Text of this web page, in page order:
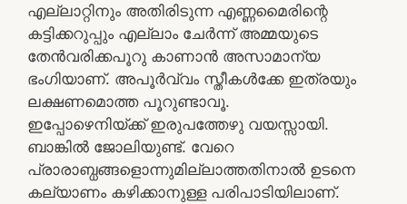
എല്ലാറ്റിനും അതിരിടുന്ന എണ്ണമൈരിന്റെ
കട്ടിക്കറുപ്പും എല്ലാം ചേർന്ന് അമ്മയുടെ
തേൻവരിക്കപൂറു കാണാൻ അസാമാന്യ
ഭംഗിയാണ്. അപൂർവ്വം സ്തീകൾക്കേ ഇത്രയും
ലക്ഷണമൊത്ത പൂറുണ്ടാവൂ.
ഇപ്പോഴെനിയ്ക്ക് ഇരുപത്തേഴു വയസ്സായി.
ബാങ്കിൽ ജോലിയുണ്ട്. വേറെ
പ്രാരാബ്ധങ്ങളൊന്നുമില്ലാത്തതിനാൽ ഉടനെ
കല്യാണം കഴിക്കാനുള്ള പരിപാടിയിലാണ്.